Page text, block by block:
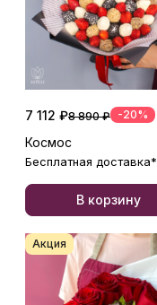
7 112 ₽8 890 ₽ -20%
Космос
Бесплатная доставка*
В корзину
Акция